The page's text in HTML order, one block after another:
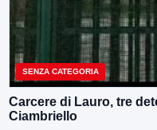
SENZA CATEGORIA
Carcere di Lauro, tre
Ciambriello